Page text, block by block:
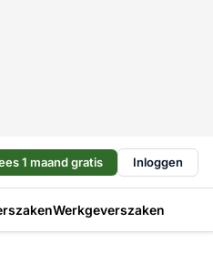
1 maand gratis Inloggen
Werkgeverszaken